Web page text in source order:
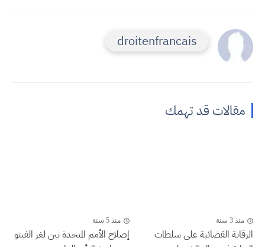
droitenfrancais
مقالات قد تهمك
منذ 3 سنة
الرقابة القضائية على سلطات
منذ 5 سنة
إصلاح الأمم المتحدة بين لغز الفيتو